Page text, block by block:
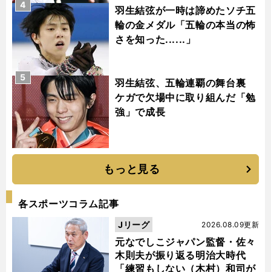
羽生結弦が一時は諦めたソチ五
輪の金メダル「五輪の本当の怖
さを知った......」
4
羽生結弦、五輪連覇の舞台裏
ケガで欠場中に取り組んだ「勉
強」で成長
5
もっと見る
各スポーツコラム記事
元なでしこジャパン監督・佐々
木則夫が振り返る明治大時代
「練習もしない（木村）和司が
2026.08.09更新
Jリーグ